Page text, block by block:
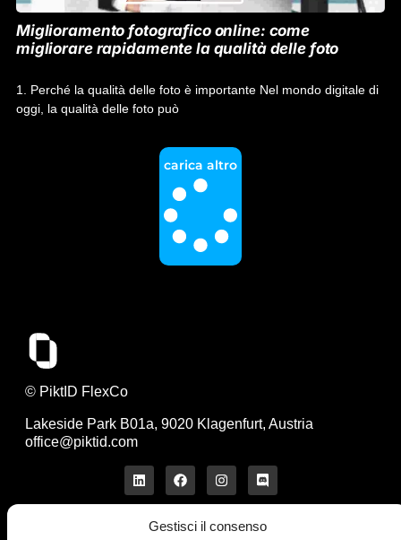
Gestisci il consenso
Miglioramento fotografico online: come
migliorare rapidamente la qualità delle foto
1. Perché la qualità delle foto è importante Nel mondo digitale di
oggi, la qualità delle foto può
carica altro
© PiktID FlexCo
Lakeside Park B01a, 9020 Klagenfurt, Austria
office@piktid.com